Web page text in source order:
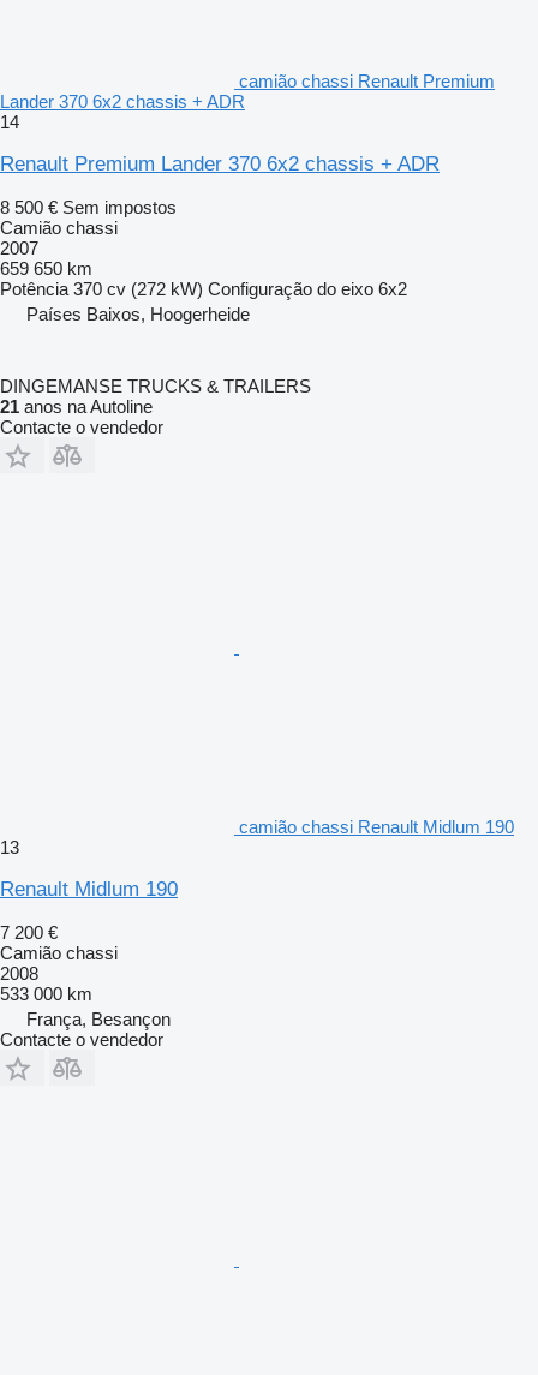
camião chassi Renault Premium
Lander 370 6x2 chassis + ADR
14
Renault Premium Lander 370 6x2 chassis + ADR
8 500 € Sem impostos
Camião chassi
2007
659 650 km
Potência 370 cv (272 kW) Configuração do eixo 6x2
Países Baixos, Hoogerheide
DINGEMANSE TRUCKS & TRAILERS
21 anos na Autoline
Contacte o vendedor
camião chassi Renault Midlum 190
13
Renault Midlum 190
7 200 €
Camião chassi
2008
533 000 km
França, Besançon
Contacte o vendedor